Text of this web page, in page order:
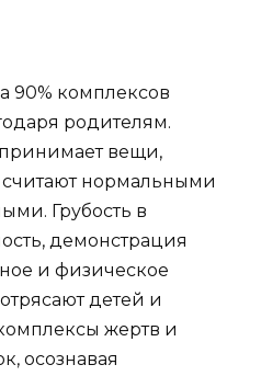
90% комплексов
родителям.
вещи,
нормальными
Грубость в
демонстрация
и физическое
детей и
жертв и
осознавая